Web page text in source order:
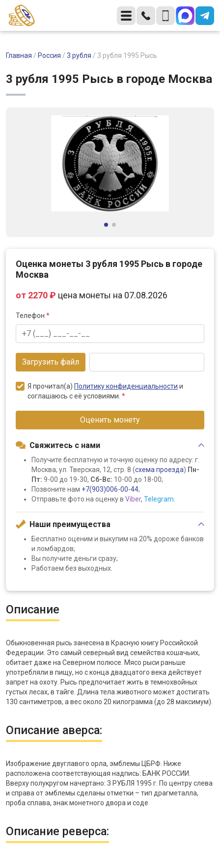
Главная / Россия / 3 рубля / 3 рубля 1995 Рысь
3 рубля 1995 Рысь в городе Москва
Оценка монеты 3 рубля 1995 Рысь в городе
Москва
от 2270 ₽ цена монеты на 07.08.2026
Телефон *
Загрузить файл
Я прочитал(а) Политику конфиденциальности и
соглашаюсь с её условиями. *
Оценить монету
Свяжитесь с нами
Получите бесплатную и точную оценку по адресу: г.
Москва, ул. Тверская, 12, стр. 8 (схема проезда) Пн-
Пт: 9-00 до 19-30, Сб-Вс: 10-00 до 18-00;
Позвоните нам +7(903)006-00-44;
Отправьте фото на оценку в Viber, Telegram.
Наши преимущества
Бесплатно оценим и выкупим на 20% дороже банков
и ломбардов;
Вы получите деньги сразу;
Работаем без выходных.
Описание
Обыкновенная рысь занесена в Красную книгу Российской
Федерации. Это самый северный вид семейства кошачьих,
обитает даже на Северном полюсе. Мясо рыси раньше
употребляли в пищу, но с конца двадцатого века действует
запрет на охоту. Рысь предпочитает жить в темнохвойных
густых лесах, в тайге. Длина тела животного может достигать
130 сантиметров, а вес около 20 килограмма (до 28 максимум).
Описание аверса:
Изображение двуглавого орла, эмблемы ЦБРФ. Ниже
расположена соответствующая надпись: БАНК РОССИИ.
Вверху полукругом начертано: 3 РУБЛЯ 1995 г. По центру слева
и справа от эмблемы сделаны отметки – тип драгметалла,
проба сплава, знак монетного двора и соде
Описание реверса: